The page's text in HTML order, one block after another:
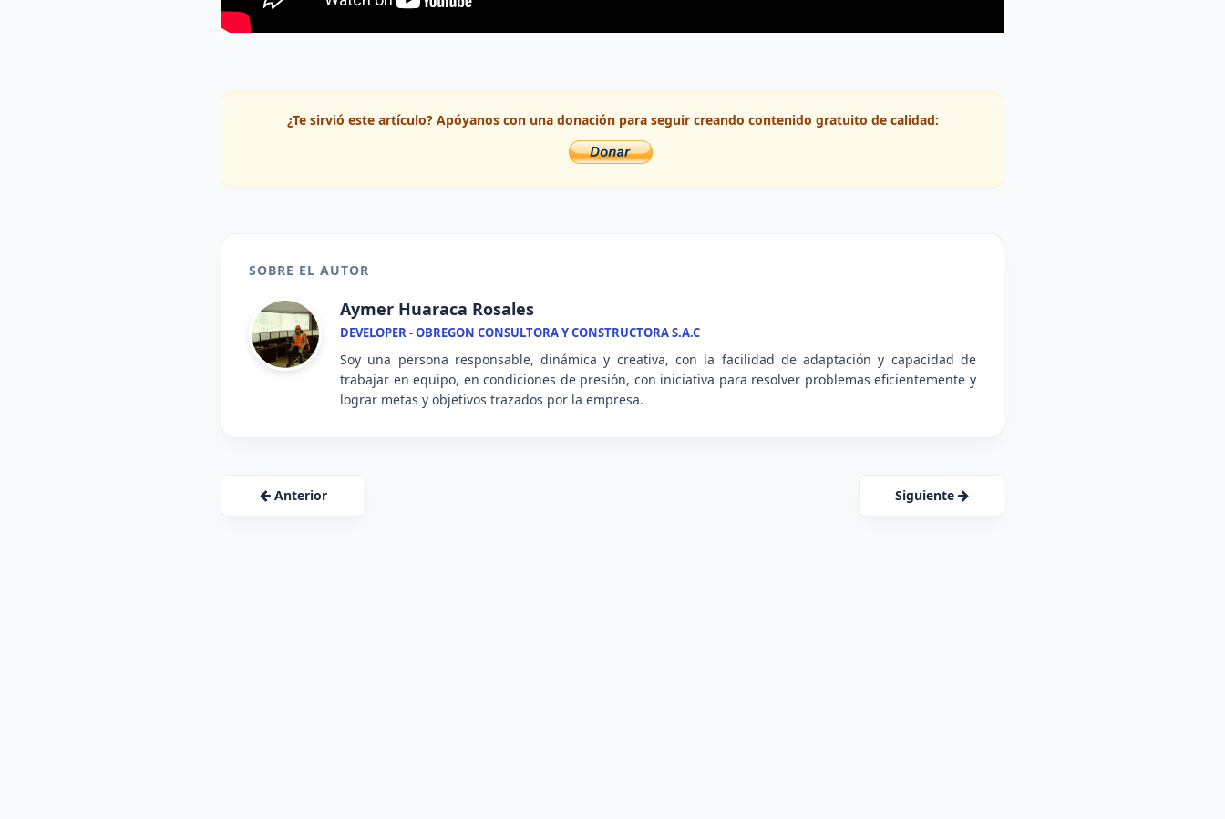
¿Te sirvió este artículo? Apóyanos con una donación para seguir creando contenido gratuito de calidad:
SOBRE EL AUTOR
Aymer Huaraca Rosales
DEVELOPER - OBREGON CONSULTORA Y CONSTRUCTORA S.A.C
Soy una persona responsable, dinámica y creativa, con la facilidad de adaptación y capacidad de
trabajar en equipo, en condiciones de presión, con iniciativa para resolver problemas eficientemente y
lograr metas y objetivos trazados por la empresa.
Anterior Siguiente